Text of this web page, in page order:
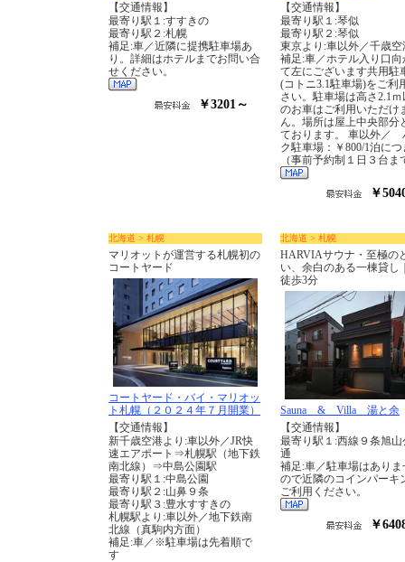
【交通情報】
最寄り駅１:すすきの
最寄り駅２:札幌
補足:車／近隣に提携駐車場あ
り。詳細はホテルまでお問い合
せください。
￥3201～
【交通情報】
最寄り駅１:琴似
最寄り駅２:琴似
東京より:車以外／千歳空
補足:車／ホテル入り口向
て左にございます共用駐
(コトニ3.1駐車場)をご利
さい。駐車場は高さ2.1ｍ
のお車はご利用いただけ
ん。場所は屋上中央部分
ております。 車以外／
ク駐車場：￥800/1泊に
（事前予約制１日３台ま
￥
北海道 > 札幌
マリオットが運営する札幌初の
コートヤード
コートヤード・バイ・マリオッ
ト札幌（２０２４年７月開業）
【交通情報】
新千歳空港より:車以外／JR快
速エアポート⇒札幌駅（地下鉄
南北線）⇒中島公園駅
最寄り駅１:中島公園
最寄り駅２:山鼻９条
最寄り駅３:豊水すすきの
札幌駅より:車以外／地下鉄南
北線（真駒内方面）
補足:車／※駐車場は先着順で
す
北海道 > 札幌
HARVIAサウナ・至極の
い、余白のある一棟貸し
徒歩3分
Sauna & Villa 湯と余
【交通情報】
最寄り駅１:西線９条旭山
通
補足:車／駐車場はありま
ので近隣のコインパーキ
ご利用ください。
￥